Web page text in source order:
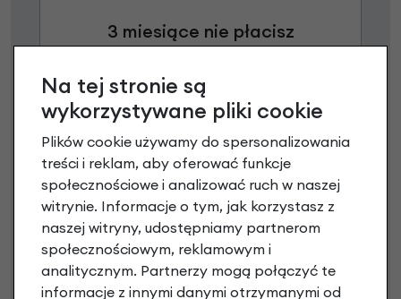
3 miesiące nie płacisz
Poznaj szczegóły
Niniejsza propozycja nie stanowi oferty w rozumieniu art.
66 Kodeksu Cywilnego. Ostateczna decyzja o warunkach
i przyznaniu kredytu zostanie podjęta po ocenie
zdolności kredytowej.
Na tej stronie są
wykorzystywane pliki cookie
Plików cookie używamy do spersonalizowania
treści i reklam, aby oferować funkcje
społecznościowe i analizować ruch w naszej
witrynie. Informacje o tym, jak korzystasz z
naszej witryny, udostępniamy partnerom
społecznościowym, reklamowym i
analitycznym. Partnerzy mogą połączyć te
informacje z innymi danymi otrzymanymi od